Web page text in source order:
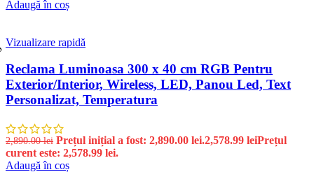
Adaugă în coș
Vizualizare rapidă
Reclama Luminoasa 300 x 40 cm RGB Pentru
Exterior/Interior, Wireless, LED, Panou Led, Text
Personalizat, Temperatura
2,890.00lei Prețul inițial a fost: 2,890.00 lei.2,578.99 leiPrețul
curent este: 2,578.99 lei.
Adaugă în coș